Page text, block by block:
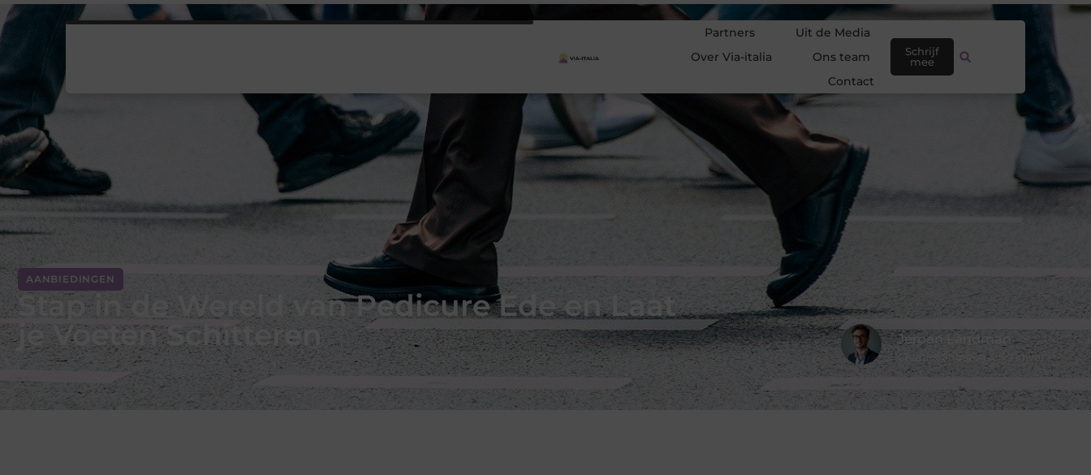
Partners
Uit de Media
Over Via-italia
Ons team
Contact
Schrijf
mee
AANBIEDINGEN
Stap in de Wereld van Pedicure Ede en Laat
je Voeten Schitteren
Jeroen Landman
Creatief Strateeg & Schrijver